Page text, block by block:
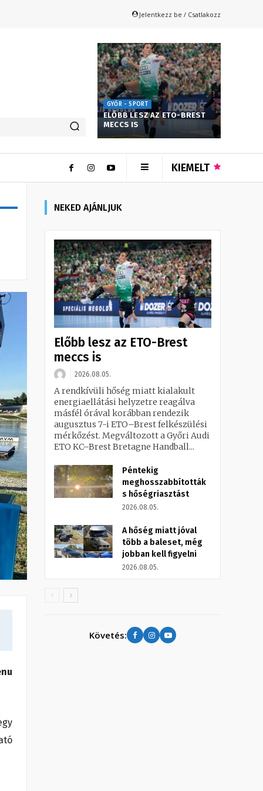
Jelentkezz be / Csatlakozz
GYŐR - SPORT
ELŐBB LESZ AZ ETO-BREST
MECCS IS
KIEMELT
NEKED AJÁNLJUK
Előbb lesz az ETO-Brest
meccs is
2026.08.05.
A rendkívüli hőség miatt kialakult
energiaellátási helyzetre reagálva
másfél órával korábban rendezik
augusztus 7-i ETO–Brest felkészülési
mérkőzést. Megváltozott a Győri Audi
ETO KC–Brest Bretagne Handball...
Péntekig
meghosszabbították
s hőségriasztást
2026.08.05.
A hőség miatt jóval
több a baleset, még
jobban kell figyelni
2026.08.05.
Követés: